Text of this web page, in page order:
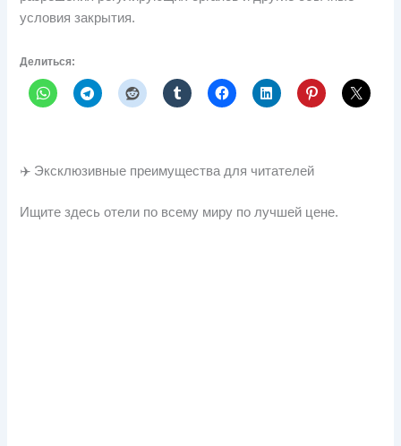
условия закрытия.
Делиться:
✈️ Эксклюзивные преимущества для читателей
Ищите здесь отели по всему миру по лучшей цене.